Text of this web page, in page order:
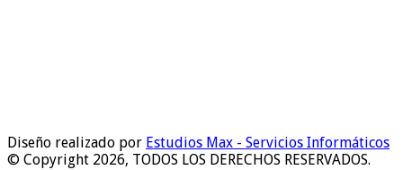
Diseño realizado por Estudios Max - Servicios Informáticos
© Copyright 2026, TODOS LOS DERECHOS RESERVADOS.